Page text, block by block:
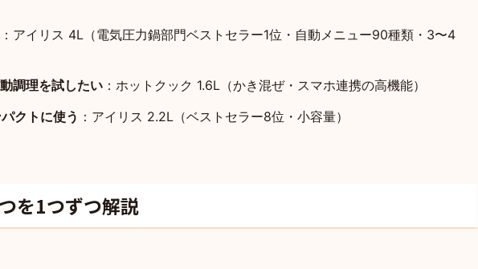
：アイリス 4L（電気圧力鍋部門ベストセラー1位・自動メニュー90種類・3〜4
調理を試したい ：ホットクック 1.6L（かき混ぜ・スマホ連携の高機能）
クトに使う ：アイリス 2.2L（ベストセラー8位・小容量）
を1つずつ解説